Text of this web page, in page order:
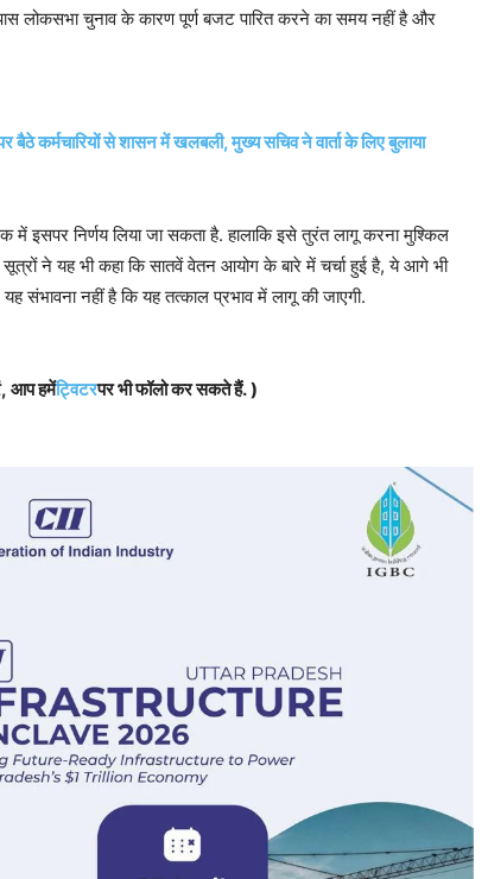
लोकसभा चुनाव के कारण पूर्ण बजट पारित करने का समय नहीं है और
बैठे कर्मचारियों से शासन में खलबली, मुख्य सचिव ने वार्ता के लिए बुलाया
इसपर निर्णय लिया जा सकता है. हालाकि इसे तुरंत लागू करना मुश्किल
सूत्रों ने यह भी कहा कि सातवें वेतन आयोग के बारे में चर्चा हुई है, ये आगे भी
संभावना नहीं है कि यह तत्काल प्रभाव में लागू की जाएगी.
आप हमेंट्विटरपर भी फॉलो कर सकते हैं. )